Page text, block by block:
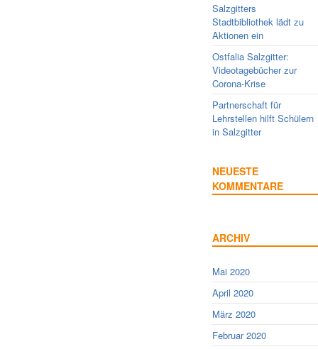
Salzgitters
Stadtbibliothek lädt zu
Aktionen ein
Ostfalia Salzgitter:
Videotagebücher zur
Corona-Krise
Partnerschaft für
Lehrstellen hilft Schülern
in Salzgitter
NEUESTE
KOMMENTARE
ARCHIV
Mai 2020
April 2020
März 2020
Februar 2020